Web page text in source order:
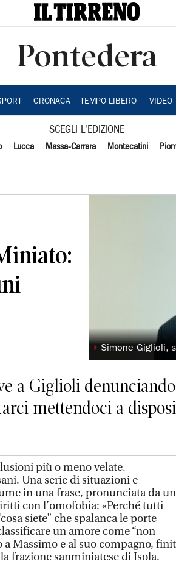
Pontedera
CRONACA TEMPO LIBERO VIDEO
SCEGLI L'EDIZIONE
Lucca Massa-Carrara Montecatini
◗ Simone Giglioli,
a Giglioli
mettendoci a
più o meno velate.
Una serie di situazioni e
in una frase, pronunciata da
con l’omofobia: «Perché tutti
siete” che spalanca le porte
un amore come “non
a Massimo e al suo compagno,
frazione sanminiatese di Isola.